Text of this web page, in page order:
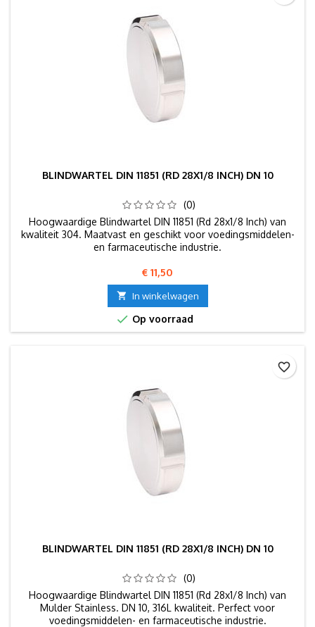
BLINDWARTEL DIN 11851 (RD 28X1/8 INCH) DN 10
(0)
Hoogwaardige Blindwartel DIN 11851 (Rd 28x1/8 Inch) van
kwaliteit 304. Maatvast en geschikt voor voedingsmiddelen-
en farmaceutische industrie.
Prijs
€ 11,50
 In winkelwagen
 Op voorraad
BLINDWARTEL DIN 11851 (RD 28X1/8 INCH) DN 10
(0)
Hoogwaardige Blindwartel DIN 11851 (Rd 28x1/8 Inch) van
Mulder Stainless. DN 10, 316L kwaliteit. Perfect voor
voedingsmiddelen- en farmaceutische industrie.
favorite_border